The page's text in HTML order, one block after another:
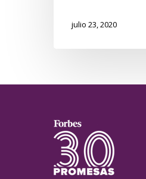
julio 23, 2020